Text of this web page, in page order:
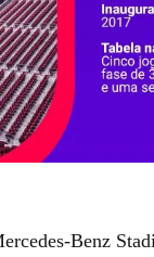
Benz